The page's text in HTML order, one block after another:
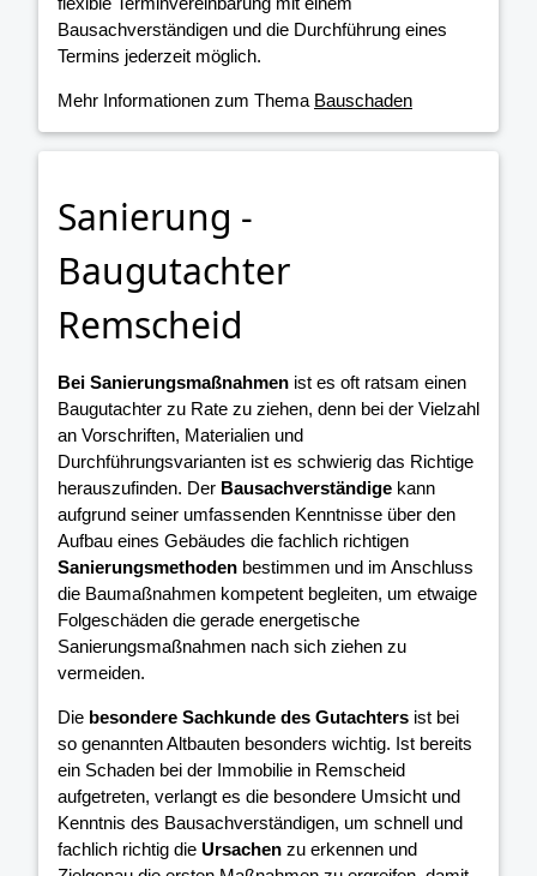
Bausachverständigen und die Durchführung eines
Termins jederzeit möglich.
Mehr Informationen zum Thema Bauschaden
Sanierung -
Baugutachter
Remscheid
Bei Sanierungsmaßnahmen ist es oft ratsam einen
Baugutachter zu Rate zu ziehen, denn bei der Vielzahl
an Vorschriften, Materialien und
Durchführungsvarianten ist es schwierig das Richtige
herauszufinden. Der Bausachverständige kann
aufgrund seiner umfassenden Kenntnisse über den
Aufbau eines Gebäudes die fachlich richtigen
Sanierungsmethoden bestimmen und im Anschluss
die Baumaßnahmen kompetent begleiten, um etwaige
Folgeschäden die gerade energetische
Sanierungsmaßnahmen nach sich ziehen zu
vermeiden.
Die besondere Sachkunde des Gutachters ist bei
so genannten Altbauten besonders wichtig. Ist bereits
ein Schaden bei der Immobilie in Remscheid
aufgetreten, verlangt es die besondere Umsicht und
Kenntnis des Bausachverständigen, um schnell und
fachlich richtig die Ursachen zu erkennen und